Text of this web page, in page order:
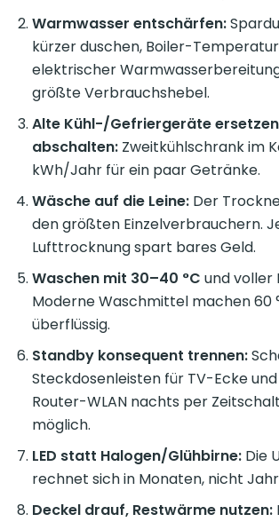
Warmwasser entschärfen:
kürzer duschen, Boiler-Temperatur
elektrischer
größte Verbrauchshebel.
Alte Kühl-/Gefriergeräte
abschalten: Zweitkühlschrank im
kWh/Jahr für ein paar Getränke.
Wäsche auf die Leine: Der
den größten Einzelverbrauchern.
Lufttrocknung spart bares Geld.
Waschen mit 30–40 °C und voller
Moderne Waschmittel machen 60
überflüssig.
Standby konsequent trennen:
Steckdosenleisten für TV-Ecke
Router-WLAN nachts per
möglich.
LED statt Halogen/Glühbirne: Die
rechnet sich in Monaten, nicht
Deckel drauf, Restwärme nutzen: